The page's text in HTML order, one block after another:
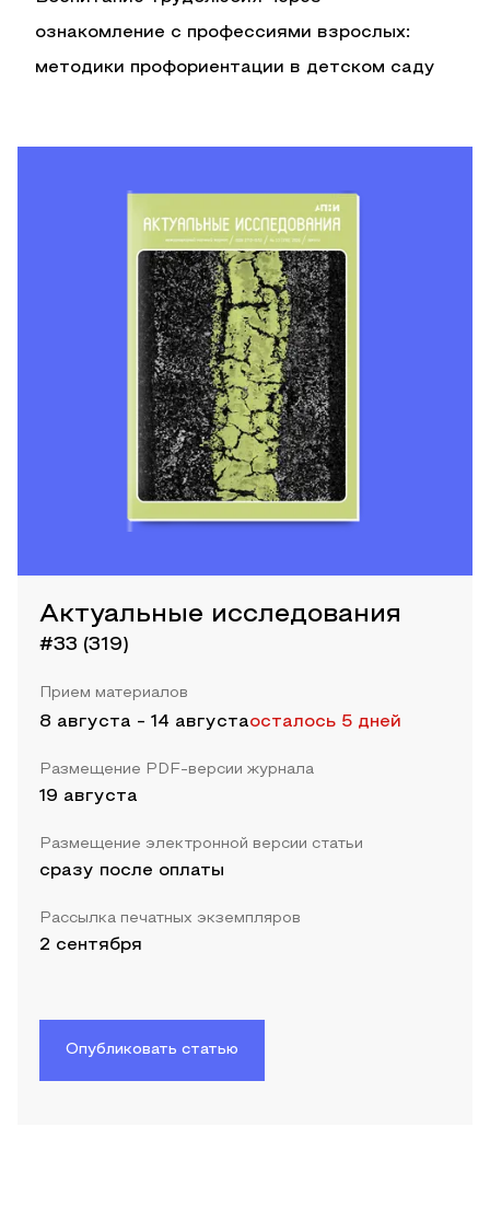
ознакомление с профессиями взрослых:
методики профориентации в детском саду
Актуальные исследования
#33 (319)
Прием материалов
8 августа - 14 августаосталось 5 дней
Размещение PDF-версии журнала
19 августа
Размещение электронной версии статьи
сразу после оплаты
Рассылка печатных экземпляров
2 сентября
Опубликовать статью